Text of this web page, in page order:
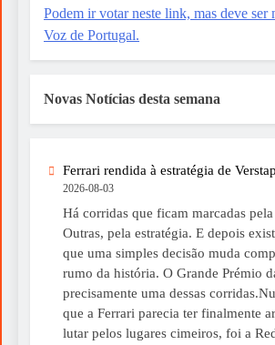
Podem ir votar neste link, mas deve ser
Voz de Portugal.
Novas Notícias desta semana
Ferrari rendida à estratégia de
2026-08-03
Há corridas que ficam marcadas
Outras, pela estratégia. E depois
que uma simples decisão muda
rumo da história. O Grande Prémio
precisamente uma dessas
que a Ferrari parecia ter finalmente
lutar pelos lugares cimeiros, foi a